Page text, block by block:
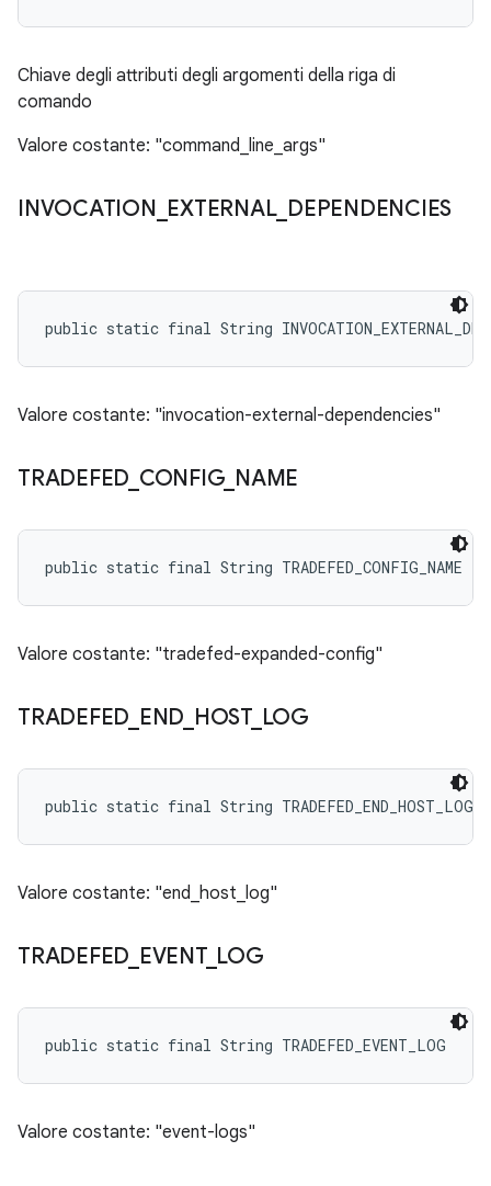
Chiave degli attributi degli argomenti della riga di
comando
Valore costante: "command_line_args"
INVOCATION EXTERNAL_ DEPENDENCIES
public static final String
Valore costante: "invocation-external-dependencies"
TRADEFED CONFIG_ NAME
public static final String TRADEFED_CONFIG_NAME
Valore costante: "tradefed-expanded-config"
TRADEFED END HOST_ LOG
public static final String TRADEFED_END_HOST_LOG
Valore costante: "end_host_log"
TRADEFED EVENT_ LOG
public static final String TRADEFED_EVENT_LOG
Valore costante: "event-logs"